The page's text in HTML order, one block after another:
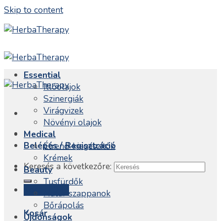
Skip to content
Belépés / Regisztráció
Keresés a következőre:
Kosár /
Kosár
Essential
Illóolajok
Szinergiák
Virágvizek
Növényi olajok
Medical
Étrend-kiegészítők
Krémek
Beauty
Tusfürdők
Natúr szappanok
Bőrápolás
Újdonságok